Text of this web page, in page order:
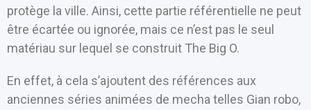
protège la ville. Ainsi, cette partie référentielle ne peut
être écartée ou ignorée, mais ce n’est pas le seul
matériau sur lequel se construit The Big O.
En effet, à cela s’ajoutent des références aux
anciennes séries animées de mecha telles Gian robo,